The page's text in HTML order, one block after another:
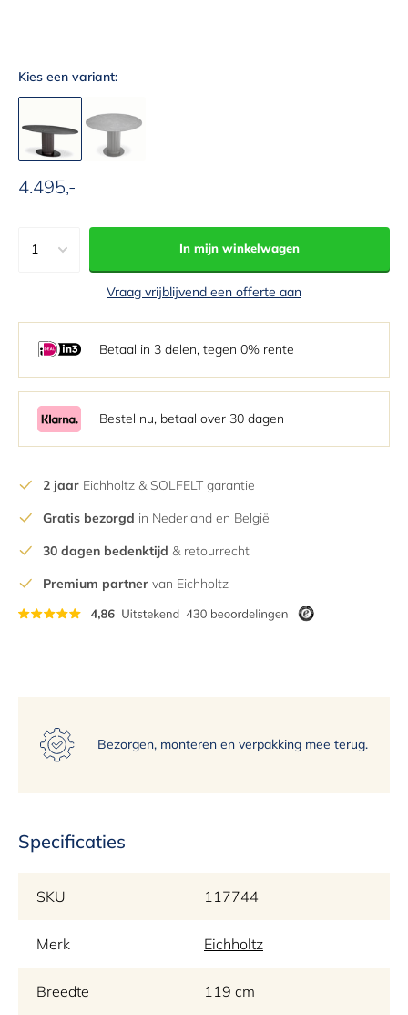
Kies een variant:
Aanbiedingsprijs
4.495,-
1
3
5
7
10
11
14
In mijn winkelwagen
Vraag vrijblijvend een offerte aan
Betaal in 3 delen, tegen 0% rente
Bestel nu, betaal over 30 dagen
2 jaar Eichholtz & SOLFELT garantie
Gratis bezorgd in Nederland en België
30 dagen bedenktijd & retourrecht
Premium partner van Eichholtz
Bezorgen, monteren en verpakking mee terug.
Specificaties
SKU 117744
Merk Eichholtz
Breedte 119 cm